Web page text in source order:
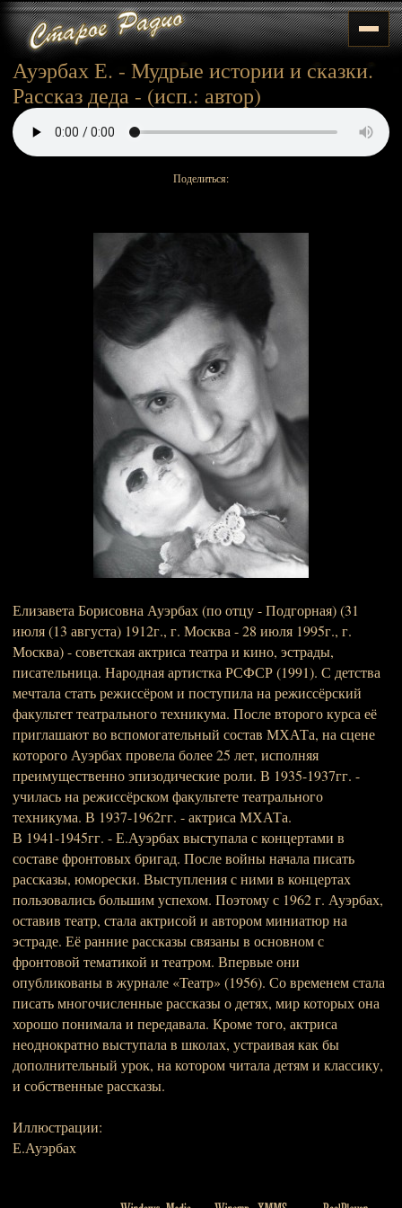
Ауэрбах Е. - Мудрые истории и сказки.
Рассказ деда - (исп.: автор)
Поделиться:
Елизавета Борисовна Ауэрбах (по отцу - Подгорная) (31
июля (13 августа) 1912г., г. Москва - 28 июля 1995г., г.
Москва) - советская актриса театра и кино, эстрады,
писательница. Народная артистка РСФСР (1991). С детства
мечтала стать режиссёром и поступила на режиссёрский
факультет театрального техникума. После второго курса её
приглашают во вспомогательный состав МХАТа, на сцене
которого Ауэрбах провела более 25 лет, исполняя
преимущественно эпизодические роли. В 1935-1937гг. -
училась на режиссёрском факультете театрального
техникума. В 1937-1962гг. - актриса МХАТа.
В 1941-1945гг. - Е.Ауэрбах выступала с концертами в
составе фронтовых бригад. После войны начала писать
рассказы, юморески. Выступления с ними в концертах
пользовались большим успехом. Поэтому с 1962 г. Ауэрбах,
оставив театр, стала актрисой и автором миниатюр на
эстраде. Её ранние рассказы связаны в основном с
фронтовой тематикой и театром. Впервые они
опубликованы в журнале «Театр» (1956). Со временем стала
писать многочисленные рассказы о детях, мир которых она
хорошо понимала и передавала. Кроме того, актриса
неоднократно выступала в школах, устраивая как бы
дополнительный урок, на котором читала детям и классику,
и собственные рассказы.
Иллюстрации:
Е.Ауэрбах